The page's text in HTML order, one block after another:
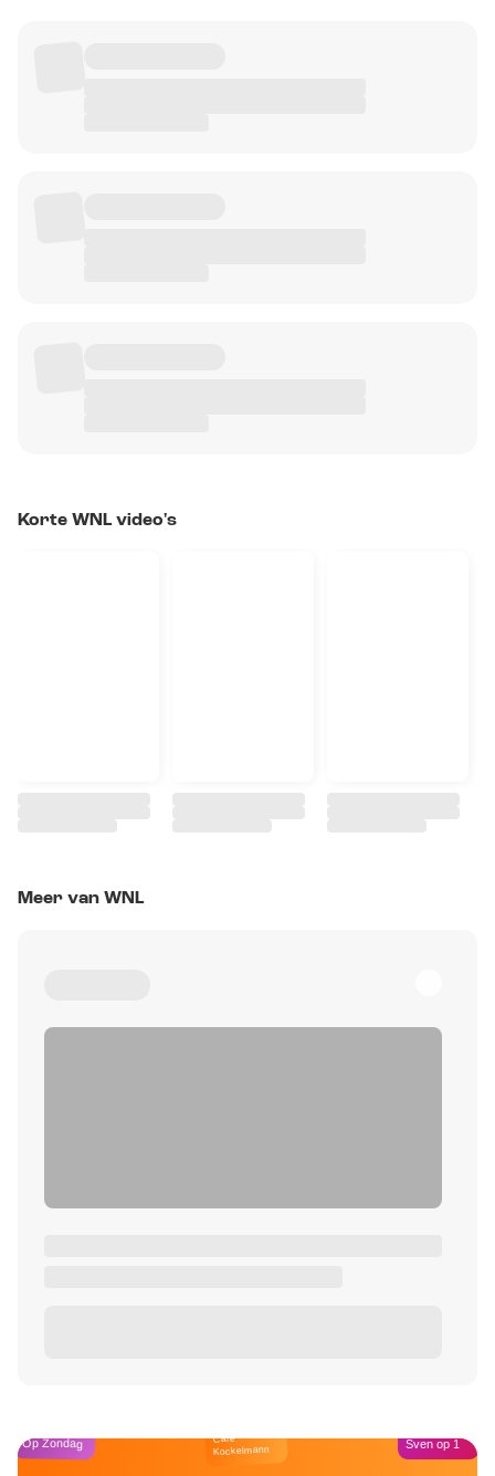
Korte WNL video's
Meer van WNL
Op Zondag Café
Kockelmann Sven op 1